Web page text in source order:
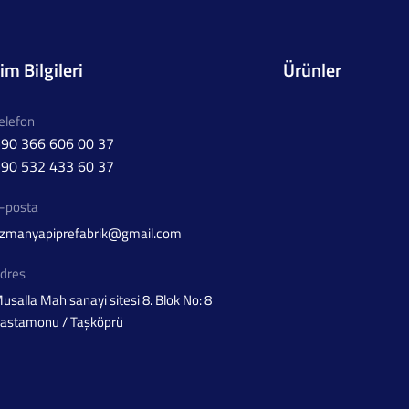
Bilgileri
366 606 00 37
532 433 60 37
posta
Mah sanayi sitesi 8. Blok No: 8
/ Taşköprü
Ürünler